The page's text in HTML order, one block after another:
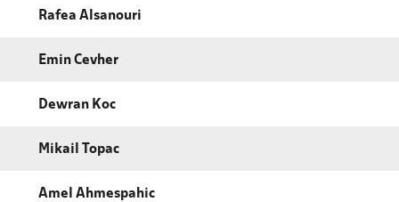
Rafea Alsanouri
Emin Cevher
Dewran Koc
Mikail Topac
Amel Ahmespahic